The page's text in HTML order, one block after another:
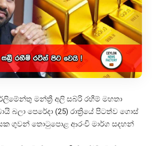
මන්ත්‍රී අලි සබ්රි රහීම් මහතා
බලා පෙරේදා (25) රාත්‍රියේ පිටත්ව ගොස්
ගුවන් තොටුපොළ ආරංචි මාර්ග සදහන්